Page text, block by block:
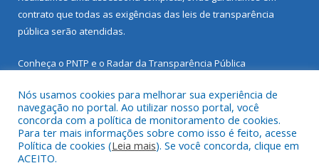
contrato que todas as exigências das leis de transparência
pública serão atendidas.
Conheça o PNTP e o Radar da Transparência Pública
Todos os direitos reservados a Prefeitura Municipal de Santarém
Novo.
Nós usamos cookies para melhorar sua experiência de
navegação no portal. Ao utilizar nosso portal, você
concorda com a política de monitoramento de cookies.
Para ter mais informações sobre como isso é feito, acesse
Política de cookies (Leia mais). Se você concorda, clique em
ACEITO.